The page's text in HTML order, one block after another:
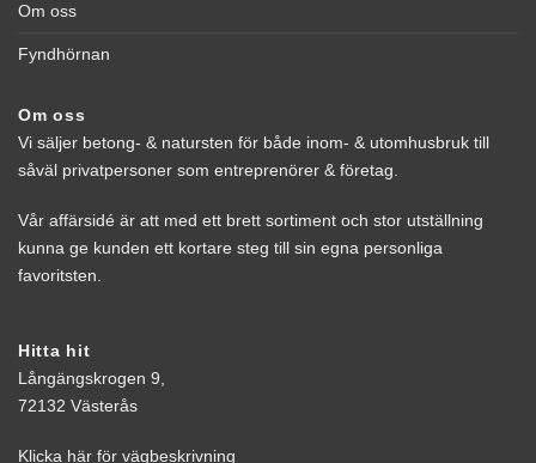
Om oss
Fyndhörnan
Om oss
Vi säljer betong- & natursten för både inom- & utomhusbruk till
såväl privatpersoner som entreprenörer & företag.
Vår affärsidé är att med ett brett sortiment och stor utställning
kunna ge kunden ett kortare steg till sin egna personliga
favoritsten.
Hitta hit
Långängskrogen 9,
72132 Västerås
Klicka här för vägbeskrivning